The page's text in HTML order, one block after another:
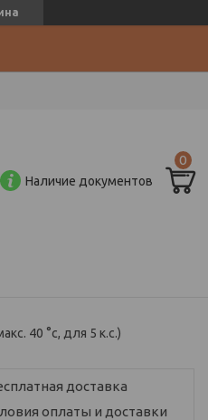
Наличие документов
40 °с, для 5 к.с.)
доставка
оплаты и доставки